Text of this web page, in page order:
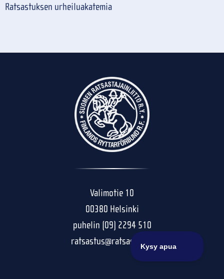
Ratsastuksen urheiluakatemia
Valimotie 10
00380 Helsinki
puhelin (09) 2294 510
ratsastus@ratsastus.fi